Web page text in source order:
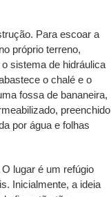
Para escoar a
próprio terreno,
sistema de hidráulica
o chalé e o
fossa de bananeira,
preenchido
por água e folhas
lugar é um refúgio
Inicialmente, a ideia